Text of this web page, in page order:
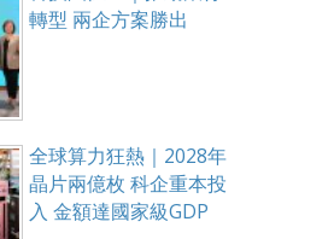
轉型 兩企方案勝出
全球算力狂熱｜2028年
晶片兩億枚 科企重本投
入 金額達國家級GDP